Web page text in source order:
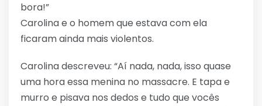
bora!”
Carolina e o homem que estava com ela
ficaram ainda mais violentos.
Carolina descreveu: “Aí nada, nada, isso quase
uma hora essa menina no massacre. E tapa e
murro e pisava nos dedos e tudo que vocês